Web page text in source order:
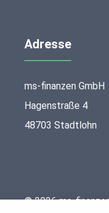
Adresse
ms-finanzen GmbH
Hagenstraße 4
48703 Stadtlohn
© 2026 ms-